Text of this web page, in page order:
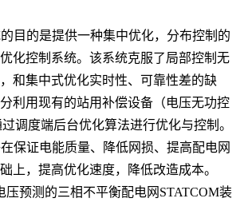
目的是提供一种集中优化，分布控制的
化控制系统。该系统克服了局部控制无
和集中式优化实时性、可靠性差的缺
利用现有的站用补偿设备（电压无功控
调度端后台优化算法进行优化与控制。
保证电能质量、降低网损、提高配电网
上，提高优化速度，降低改造成本。
压预测的三相不平衡配电网STATCOM装